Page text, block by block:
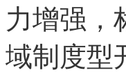
力增强，
域制度型